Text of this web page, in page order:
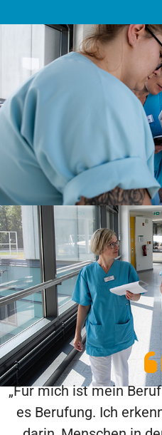
„Für mich ist mein
es Berufung. Ich